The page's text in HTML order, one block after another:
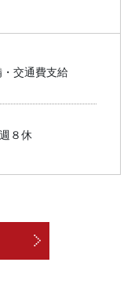
交通費支給
８休